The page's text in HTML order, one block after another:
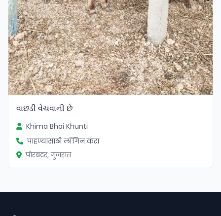
વાછડી વેચવાની છે
Khima Bhai Khunti
पाहण्यासाठी लॉगिन करा
पोरबंदर, गुजरात